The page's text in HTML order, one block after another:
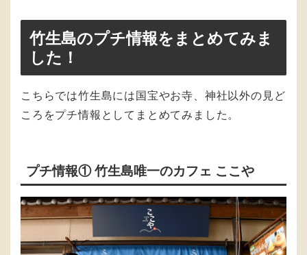
竹生島のプチ情報をまとめてみま
した！
こちらでは竹生島には国宝やお寺、神社以外の見ど
ころをプチ情報としてまとめてみました。
プチ情報① 竹生島唯一のカフェ ここや